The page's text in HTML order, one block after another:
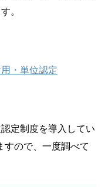
。
・単位認定
定制度を導入してい
すので、一度調べて